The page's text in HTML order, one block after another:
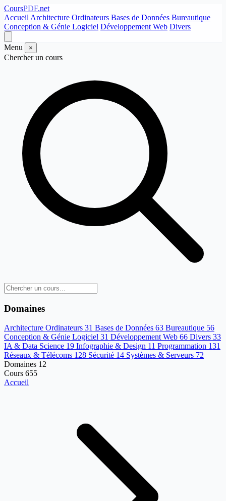
CoursPDF.net
Accueil Architecture Ordinateurs Bases de Données Bureautique
Conception & Génie Logiciel Développement Web Divers
Menu ×
Chercher un cours
Domaines
Architecture Ordinateurs 31 Bases de Données 63 Bureautique 56
Conception & Génie Logiciel 31 Développement Web 66 Divers 33
IA & Data Science 19 Infographie & Design 11 Programmation 131
Réseaux & Télécoms 128 Sécurité 14 Systèmes & Serveurs 72
Domaines 12
Cours 655
Accueil